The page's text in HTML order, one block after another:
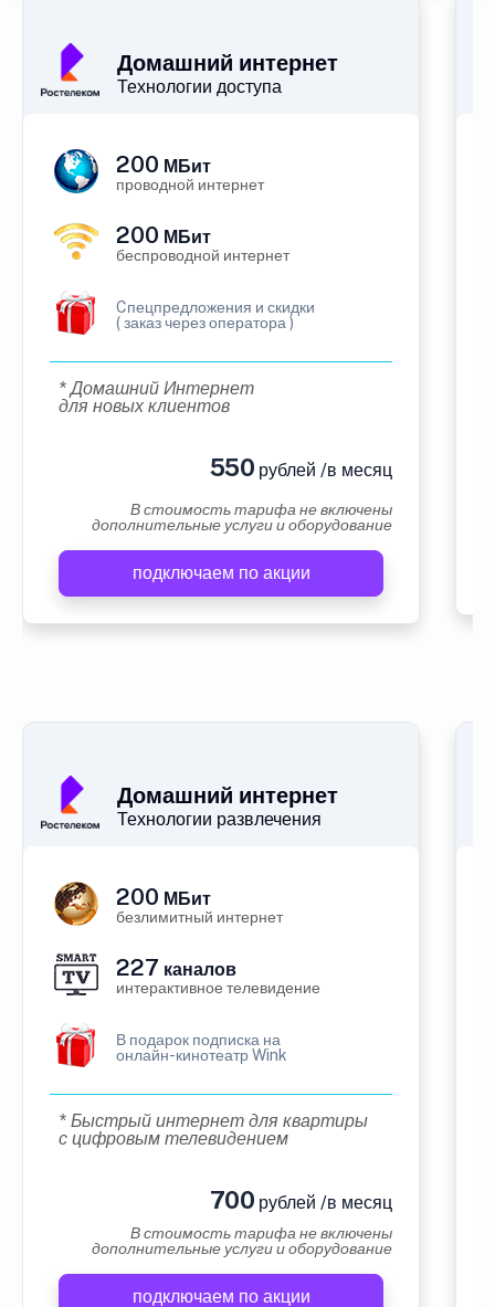
Домашний интернет
Технологии доступа
200 МБит
проводной интернет
200 МБит
беспроводной интернет
Cпецпредложения и скидки
( заказ через оператора )
* Домашний Интернет
для новых клиентов
550 рублей /в месяц
В стоимость тарифа не включены
дополнительные услуги и оборудование
подключаем по акции
Домашний интернет
Технологии развлечения
200 МБит
безлимитный интернет
227 каналов
интерактивное телевидение
В подарок подписка на
онлайн-кинотеатр Wink
* Быстрый интернет для квартиры
с цифровым телевидением
700 рублей /в месяц
В стоимость тарифа не включены
дополнительные услуги и оборудование
подключаем по акции